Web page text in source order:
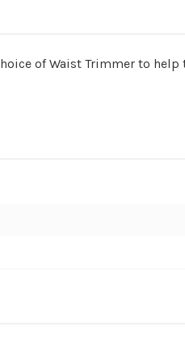
of Waist Trimmer to help